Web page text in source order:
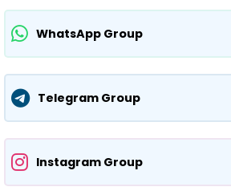
WhatsApp Group
Telegram Group
Instagram Group